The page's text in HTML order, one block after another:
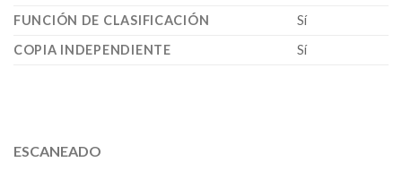
FUNCIÓN DE CLASIFICACIÓN
Sí
COPIA INDEPENDIENTE
Sí
ESCANEADO